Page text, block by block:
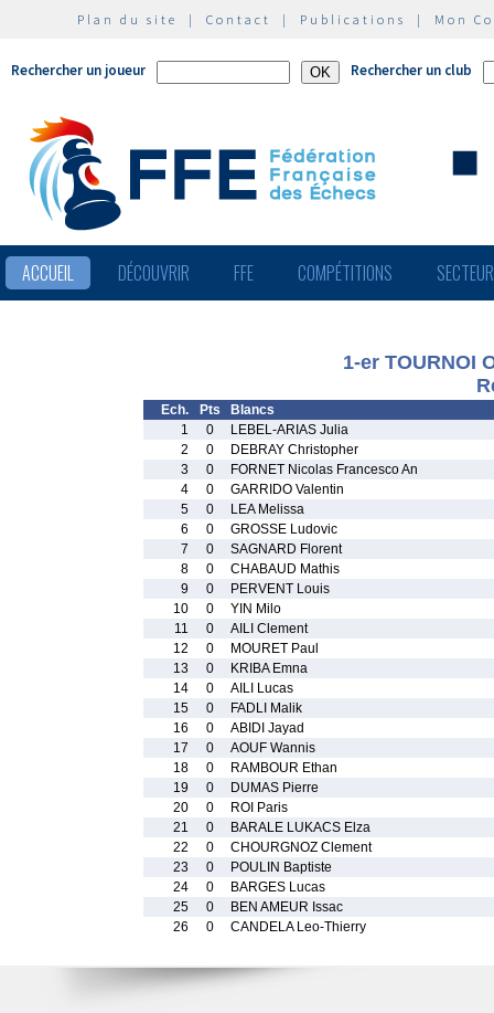
Plan du site | Contact | Publications | Mon
Rechercher un joueur Rechercher un club
ACCUEIL DÉCOUVRIR FFE COMPÉTITIONS
1-er TOURNOI
Ech. Pts
Blancs
1
0
LEBEL-ARIAS Julia
2
0
DEBRAY Christopher
3
0
FORNET Nicolas Francesco An
4
0
GARRIDO Valentin
5
0
LEA Melissa
6
0
GROSSE Ludovic
7
0
SAGNARD Florent
8
0
CHABAUD Mathis
9
0
PERVENT Louis
10
0
YIN Milo
11
0
AILI Clement
12
0
MOURET Paul
13
0
KRIBA Emna
14
0
AILI Lucas
15
0
FADLI Malik
16
0
ABIDI Jayad
17
0
AOUF Wannis
18
0
RAMBOUR Ethan
19
0
DUMAS Pierre
20
0
ROI Paris
21
0
BARALE LUKACS Elza
22
0
CHOURGNOZ Clement
23
0
POULIN Baptiste
24
0
BARGES Lucas
25
0
BEN AMEUR Issac
26
0 CANDELA Leo-Thierry